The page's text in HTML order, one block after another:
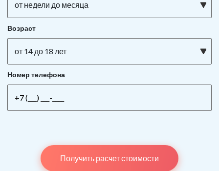
от недели до месяца
Возраст
от 14 до 18 лет
Номер телефона
Получить расчет стоимости